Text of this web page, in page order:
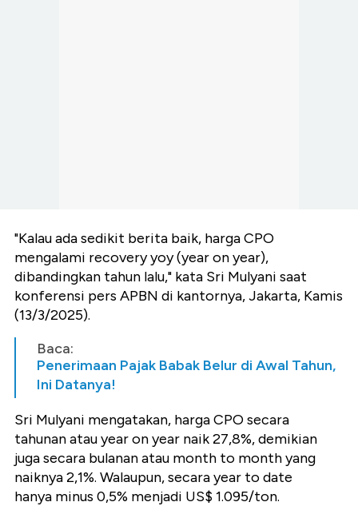
"Kalau ada sedikit berita baik, harga CPO
mengalami recovery yoy (year on year),
dibandingkan tahun lalu," kata Sri Mulyani saat
konferensi pers APBN di kantornya, Jakarta, Kamis
(13/3/2025).
Baca:
Penerimaan Pajak Babak Belur di Awal Tahun,
Ini Datanya!
Sri Mulyani mengatakan, harga CPO secara
tahunan atau year on year naik 27,8%, demikian
juga secara bulanan atau month to month yang
naiknya 2,1%. Walaupun, secara year to date
hanya minus 0,5% menjadi US$ 1.095/ton.